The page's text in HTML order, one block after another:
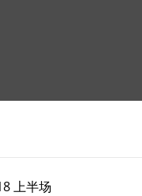
上半场